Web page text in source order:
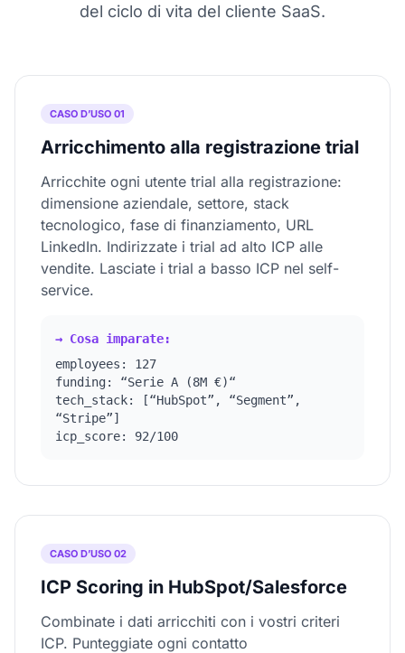
del ciclo di vita del cliente SaaS.
CASO D’USO 01
Arricchimento alla registrazione trial
Arricchite ogni utente trial alla registrazione:
dimensione aziendale, settore, stack
tecnologico, fase di finanziamento, URL
LinkedIn. Indirizzate i trial ad alto ICP alle
vendite. Lasciate i trial a basso ICP nel self-
service.
→ Cosa imparate:
employees: 127
funding: “Serie A (8M €)“
tech_stack: [“HubSpot”, “Segment”,
“Stripe”]
icp_score: 92/100
CASO D’USO 02
ICP Scoring in HubSpot/Salesforce
Combinate i dati arricchiti con i vostri criteri
ICP. Punteggiate ogni contatto